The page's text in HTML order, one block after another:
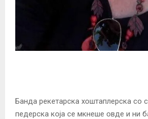
Банда рекетарска хоштаплерска со
педерска која се мкнеше овде и ни